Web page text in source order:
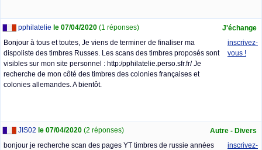
pphilatelie le 07/04/2020 (1 réponses)
J'échange
Bonjour à tous et toutes, Je viens de terminer de finaliser ma
dispoliste des timbres Russes. Les scans des timbres proposés sont
visibles sur mon site personnel : http:/pphilatelie.perso.sfr.fr/ Je
recherche de mon côté des timbres des colonies françaises et
colonies allemandes. A bientôt.
inscrivez-
vous !
JIS02 le 07/04/2020 (2 réponses)
Autre - Divers
bonjour je recherche scan des pages YT timbres de russie années
inscrivez-